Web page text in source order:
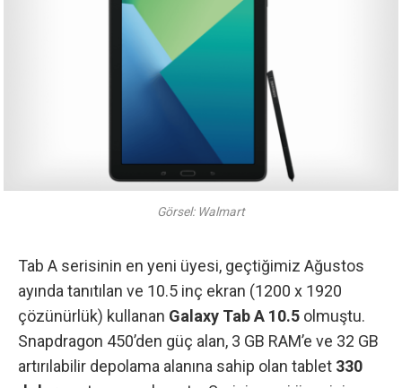
Görsel: Walmart
Tab A serisinin en yeni üyesi, geçtiğimiz Ağustos
ayında tanıtılan ve 10.5 inç ekran (1200 x 1920
çözünürlük) kullanan Galaxy Tab A 10.5 olmuştu.
Snapdragon 450’den güç alan, 3 GB RAM’e ve 32 GB
artırılabilir depolama alanına sahip olan tablet 330